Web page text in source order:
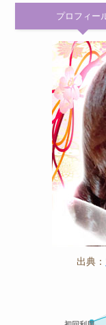
プロフィー
出典：